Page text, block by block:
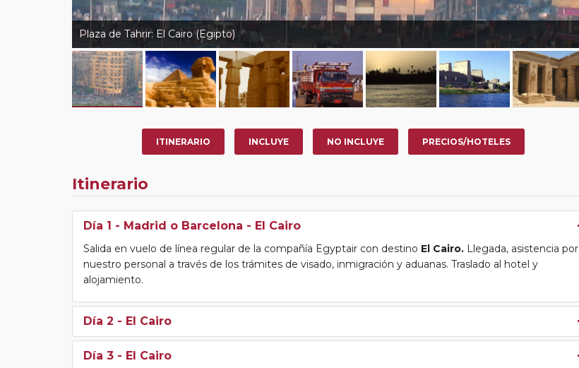
Plaza de Tahrir: El Cairo (Egipto)
ITINERARIO INCLUYE NO INCLUYE PRECIOS/HOTELES
Itinerario
Día 1 - Madrid o Barcelona - El Cairo
Salida en vuelo de línea regular de la compañía Egyptair con destino El Cairo. Llegada, asistencia por
nuestro personal a través de los trámites de visado, inmigración y aduanas. Traslado al hotel y
alojamiento.
Día 2 - El Cairo
Día 3 - El Cairo